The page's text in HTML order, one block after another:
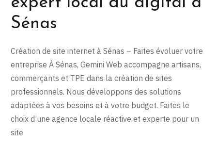
Sénas
Création de site internet à Sénas – Faites évoluer votre
entreprise À Sénas, Gemini Web accompagne artisans,
commerçants et TPE dans la création de sites
professionnels. Nous développons des solutions
adaptées à vos besoins et à votre budget. Faites le
choix d’une agence locale réactive et experte pour un
site